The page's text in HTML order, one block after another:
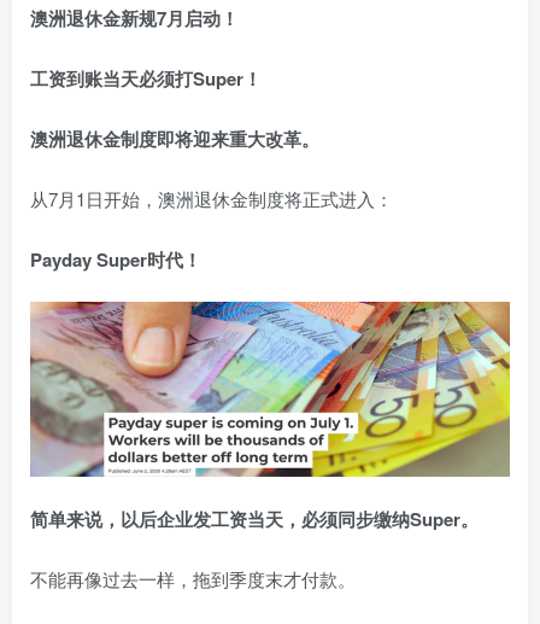
澳洲退休金新规7月启动！
工资到账当天必须打Super！
澳洲退休金制度即将迎来重大改革。
从7月1日开始，澳洲退休金制度将正式进入：
Payday Super时代！
简单来说，以后企业发工资当天，必须同步缴纳Super。
不能再像过去一样，拖到季度末才付款。